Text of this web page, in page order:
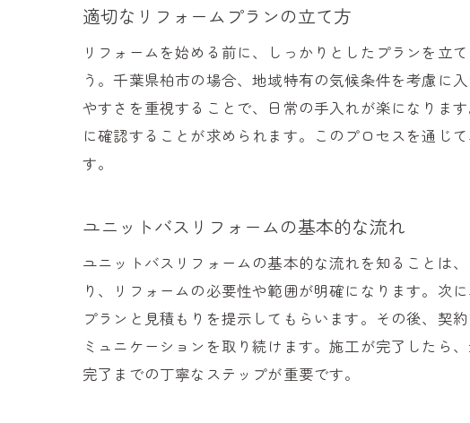
実際のリ
異なるニ
予算内で
プロのフ
日々の疲
ユニット
快適なバ
適切なリフォームプランの立て方
リフォームを始める前に、しっかりとしたプランを立
う。千葉県柏市の場合、地域特有の気候条件を考慮に
やすさを重視することで、日常の手入れが楽になりま
に確認することが求められます。このプロセスを通じ
す。
ユニットバスリフォームの基本的な流れ
ユニットバスリフォームの基本的な流れを知ることは
り、リフォームの必要性や範囲が明確になります。次
プランと見積もりを提示してもらいます。その後、契
ミュニケーションを取り続けます。施工が完了したら
完了までの丁寧なステップが重要です。